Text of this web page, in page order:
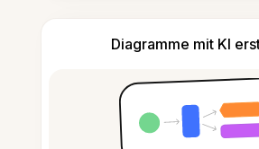
Diagramme mit KI